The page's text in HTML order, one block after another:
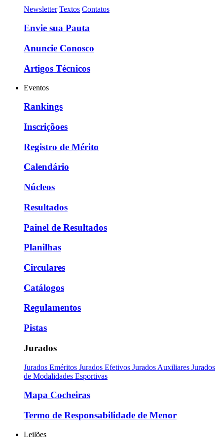
Newsletter Textos Contatos
Envie sua Pauta
Anuncie Conosco
Artigos Técnicos
Eventos
Rankings
Inscriçõoes
Registro de Mérito
Calendário
Núcleos
Resultados
Painel de Resultados
Planilhas
Circulares
Catálogos
Regulamentos
Pistas
Jurados
Jurados Eméritos Jurados Efetivos Jurados Auxiliares Jurados
de Modalidades Esportivas
Mapa Cocheiras
Termo de Responsabilidade de Menor
Leilões